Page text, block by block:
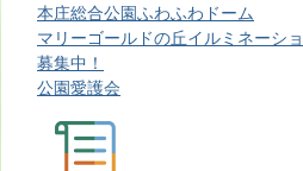
本庄総合公園ふわふわドーム
マリーゴールドの丘イルミネーシ
募集中！
公園愛護会